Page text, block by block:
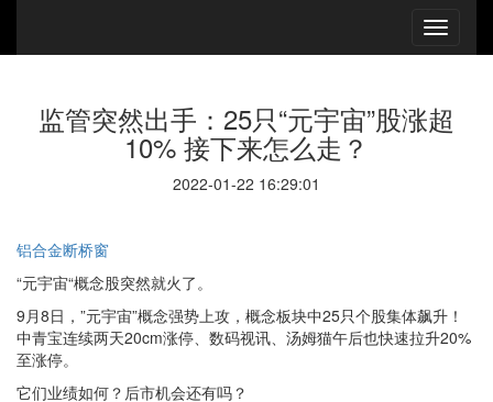
监管突然出手：25只“元宇宙”股涨超
10% 接下来怎么走？
2022-01-22 16:29:01
铝合金断桥窗
“元宇宙“概念股突然就火了。
9月8日，”元宇宙”概念强势上攻，概念板块中25只个股集体飙升！
中青宝连续两天20cm涨停、数码视讯、汤姆猫午后也快速拉升20%
至涨停。
它们业绩如何？后市机会还有吗？